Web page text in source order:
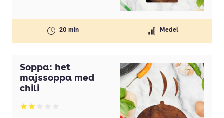
20 min Medel
Soppa: het
majssoppa med
chili
Betyg: 2 av 5